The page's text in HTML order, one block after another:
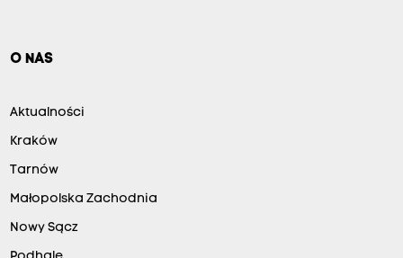
O NAS
Aktualności
Kraków
Tarnów
Małopolska Zachodnia
Nowy Sącz